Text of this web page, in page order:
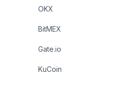
OKX
BitMEX
Gate.io
KuCoin